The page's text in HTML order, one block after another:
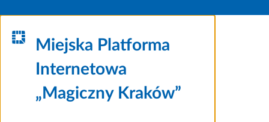
Miejska Platforma
Internetowa
„Magiczny Kraków”